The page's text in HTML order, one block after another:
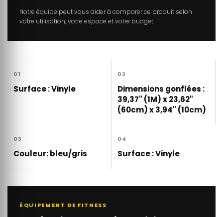
Notre équipe peut vous aider à comparer ce produit selon
votre utilisation, votre espace et votre budget.
01
Surface : Vinyle
02
Dimensions gonflées :
39,37" (1M) x 23,62"
(60cm) x 3,94" (10cm)
03
Couleur: bleu/gris
04
Surface : Vinyle
ÉQUIPEMENT DE FITNESS